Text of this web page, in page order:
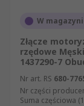
W
Złącze
rzędowe
1437290-7
Nr art. RS 680-
Nr części
Suma częściowa